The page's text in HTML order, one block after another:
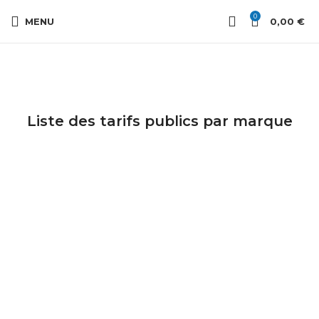
MENU 0 0,00 €
Liste des tarifs publics par marque